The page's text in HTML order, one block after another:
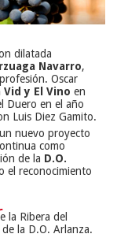
dilatada
Navarro,
Oscar
Vid y El Vino en
Duero en el año
Luis Diez Gamito.
nuevo proyecto
como
de la D.O.
el reconocimiento
la Ribera del
la D.O. Arlanza.